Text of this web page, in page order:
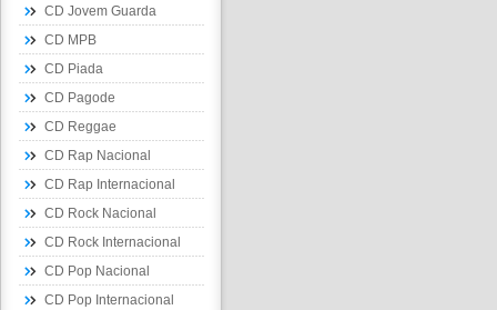
CD Jovem Guarda
CD MPB
CD Piada
CD Pagode
CD Reggae
CD Rap Nacional
CD Rap Internacional
CD Rock Nacional
CD Rock Internacional
CD Pop Nacional
CD Pop Internacional